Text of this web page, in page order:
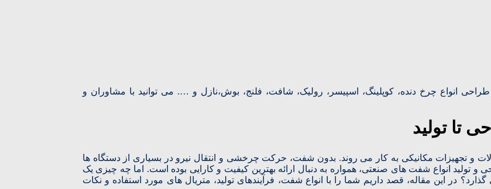
انواع چرخ دنده، کوپلینگ، اسپیسر، رولیک، شافت، فلنج، بوش،نازل و …. می توانید با مشاوران و
تا تولید
و تجهیزات مکانیکی به کار می‌ روند. بدون شفت، حرکت چرخشی و انتقال نیرو در بسیاری از دستگاه‌ ها
و تولید انواع شفت‌ های صنعتی، همواره به دنبال ارائه بهترین کیفیت و کارایی بوده است. اما چه چیزی یک
در این مقاله، قصد داریم شما را با انواع شفت، فرآیندهای تولید، متریال‌ های مورد استفاده و نکات